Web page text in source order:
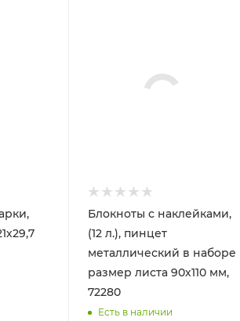
Блокноты с наклейками,
(12 л.), пинцет
металлический в наборе
размер листа 90х110 мм,
72280
Есть в наличии